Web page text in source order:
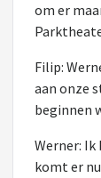
om er
Filip:
aan onze
beginnen
Werner:
komt er